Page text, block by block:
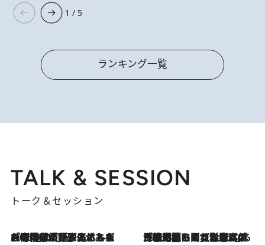
1 / 5
ランキング一覧
TALK & SESSION
トーク＆セッション
2026.8.3
「今後値上げがあるとすれば…」「リスクがあるのは今年の冬」エネルギー専門家が語る、ホルムズ海峡封鎖が家庭にもたらす“ある心配” 2026.8.3
「住宅建てられない…」「サーチャージ料の高値が続いている」ホルムズ海峡封鎖による影響はいつまで続く？《エネルギー専門家に聞く“どうなる日本の暮らし”》